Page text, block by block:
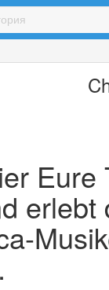
Eure
erlebt